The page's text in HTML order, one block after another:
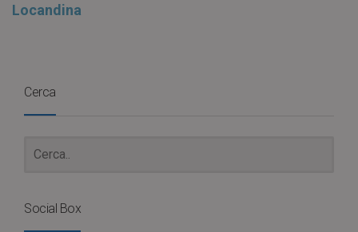
Locandina
Cerca
Social Box